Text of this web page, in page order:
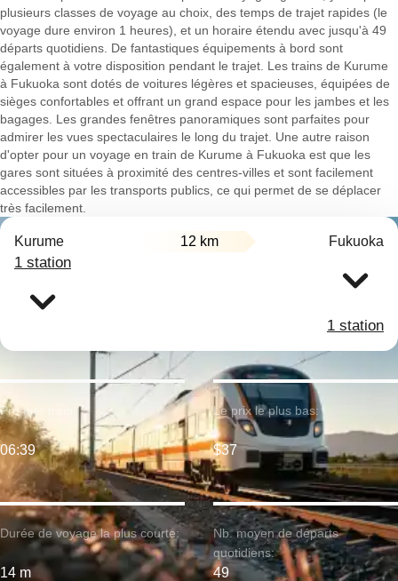
plusieurs classes de voyage au choix, des temps de trajet rapides (le
voyage dure environ 1 heures), et un horaire étendu avec jusqu'à 49
départs quotidiens. De fantastiques équipements à bord sont
également à votre disposition pendant le trajet. Les trains de Kurume
à Fukuoka sont dotés de voitures légères et spacieuses, équipées de
sièges confortables et offrant un grand espace pour les jambes et les
bagages. Les grandes fenêtres panoramiques sont parfaites pour
admirer les vues spectaculaires le long du trajet. Une autre raison
d'opter pour un voyage en train de Kurume à Fukuoka est que les
gares sont situées à proximité des centres-villes et sont facilement
accessibles par les transports publics, ce qui permet de se déplacer
très facilement.
Kurume 12 km Fukuoka
1 station
1 station
Durée de voyage la plus courte:
14 m
Premier train:
06:39
Le prix le plus bas:
$37
Nb. moyen de départs
quotidiens:
49